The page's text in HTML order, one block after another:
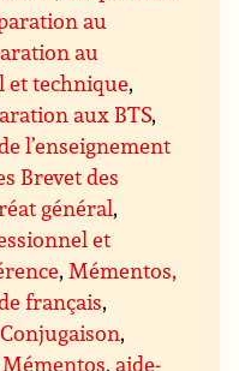
au
au
et technique,
aux BTS,
l’enseignement
Brevet des
général,
et
, Mémentos,
français,
Conjugaison,
Mémentos, aide-